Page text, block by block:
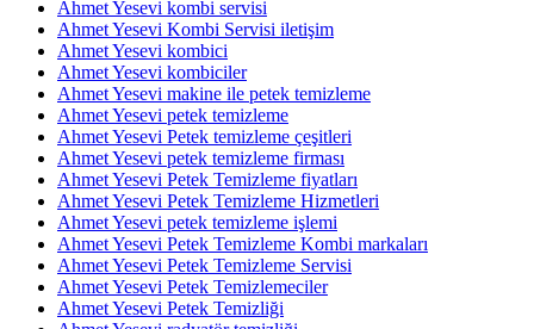
Ahmet Yesevi kombi servisi
Ahmet Yesevi Kombi Servisi iletişim
Ahmet Yesevi kombici
Ahmet Yesevi kombiciler
Ahmet Yesevi makine ile petek temizleme
Ahmet Yesevi petek temizleme
Ahmet Yesevi Petek temizleme çeşitleri
Ahmet Yesevi petek temizleme firması
Ahmet Yesevi Petek Temizleme fiyatları
Ahmet Yesevi Petek Temizleme Hizmetleri
Ahmet Yesevi petek temizleme işlemi
Ahmet Yesevi Petek Temizleme Kombi markaları
Ahmet Yesevi Petek Temizleme Servisi
Ahmet Yesevi Petek Temizlemeciler
Ahmet Yesevi Petek Temizliği